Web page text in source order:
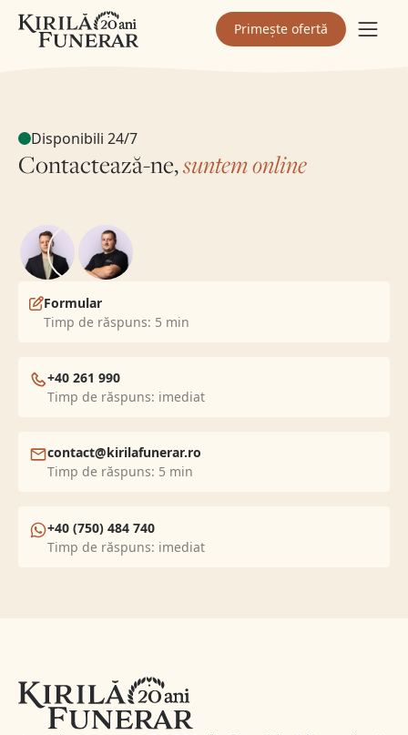
Primește ofertă
valoare are și cum să beneficiezi de ea?
Disponibili 24/7
Contactează-ne,suntem online
Formular
Timp de răspuns: 5 min
+40 261 990
Timp de răspuns: imediat
contact@kirilafunerar.ro
Timp de răspuns: 5 min
+40 (750) 484 740
Timp de răspuns: imediat